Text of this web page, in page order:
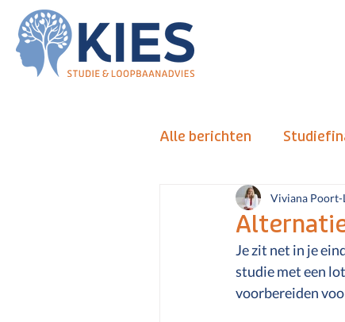
Alle berichten
VRandercoaching
Tips en Adviezen
Viviana Poort-
Je zit net in je
studie met een
voorbereiden